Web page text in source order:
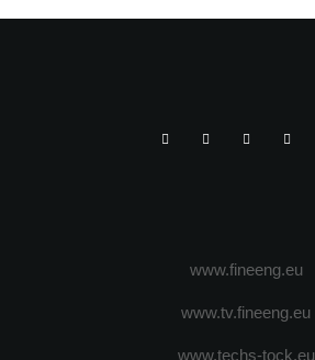
www.fineeng.eu
www.tv.fineeng.eu
www.techs-tock.eu